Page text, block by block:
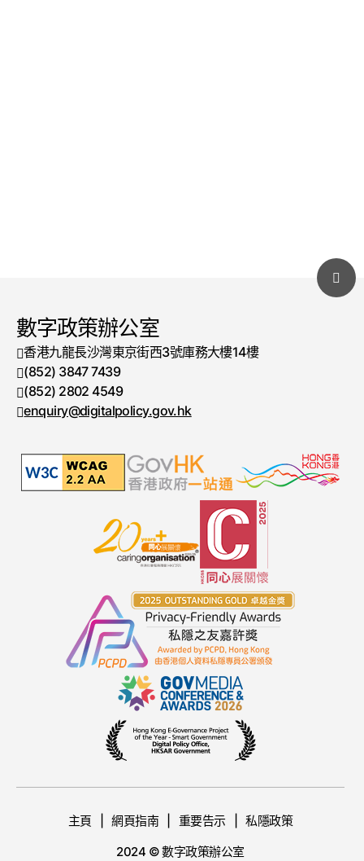
數字政策辦公室
香港九龍長沙灣東京街西3號庫務大樓14樓
電話號碼
(852) 3847 7439
傳真號碼
(852) 2802 4549
enquiry@digitalpolicy.gov.hk
主頁 網頁指南 重要告示
私隱政策
2024 © 數字政策辦公室